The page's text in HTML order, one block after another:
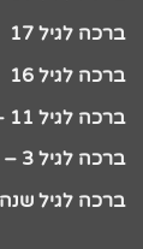
ברכה לגיל 17
ברכה לגיל 16
ברכה לגיל 11 – 15
ברכה לגיל 3 – 10
ברכה לגיל